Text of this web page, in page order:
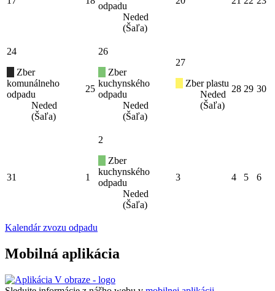
odpadu
Neded
(Šaľa)
24
Zber
komunálneho
odpadu
Neded
(Šaľa)
25
26
Zber
kuchynského
odpadu
Neded
(Šaľa)
27
Zber plastu
Neded
(Šaľa)
28 29 30
31 1
2
Zber
kuchynského
odpadu
Neded
(Šaľa)
3 4 5 6
Kalendár zvozu odpadu
Mobilná aplikácia